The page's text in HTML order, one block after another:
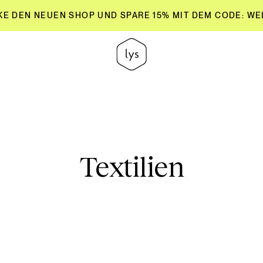
DEN NEUEN SHOP UND SPARE 15% MIT DEM CODE:
DEN NEUEN SHOP UND SPARE 15% MIT DEM CODE:
Textilien